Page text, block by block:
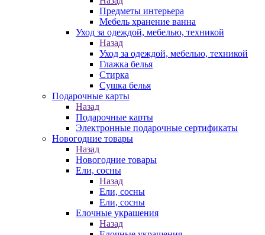
Предметы интерьера
Мебель хранение ванна
Уход за одеждой, мебелью, техникой
Назад
Уход за одеждой, мебелью, техникой
Глажка белья
Стирка
Сушка белья
Подарочные карты
Назад
Подарочные карты
Электронные подарочные сертификаты
Новогодние товары
Назад
Новогодние товары
Ели, сосны
Назад
Ели, сосны
Ели, сосны
Елочные украшения
Назад